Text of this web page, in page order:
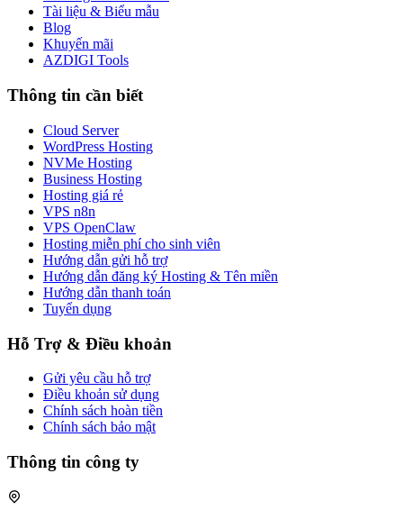
Tài liệu & Biểu mẫu
Blog
Khuyến mãi
AZDIGI Tools
Thông tin cần biết
Cloud Server
WordPress Hosting
NVMe Hosting
Business Hosting
Hosting giá rẻ
VPS n8n
VPS OpenClaw
Hosting miễn phí cho sinh viên
Hướng dẫn gửi hỗ trợ
Hướng dẫn đăng ký Hosting & Tên miền
Hướng dẫn thanh toán
Tuyển dụng
Hỗ Trợ & Điều khoản
Gửi yêu cầu hỗ trợ
Điều khoản sử dụng
Chính sách hoàn tiền
Chính sách bảo mật
Thông tin công ty